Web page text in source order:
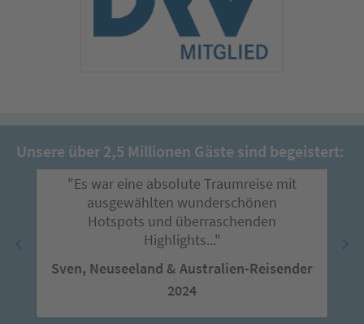
Unsere über 2,5 Millionen Gäste sind begeistert:
"Es war eine absolute Traumreise mit
ausgewählten wunderschönen
Hotspots und überraschenden
Highlights..."
Sven, Neuseeland & Australien-Reisender
2024